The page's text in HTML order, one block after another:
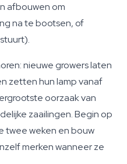
afbouwen om
na te bootsen, of
nieuwe growers laten
zetten hun lamp vanaf
oorzaak van
zaailingen. Begin op
weken en bouw
merken wanneer ze